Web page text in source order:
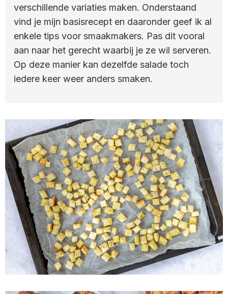
verschillende variaties maken. Onderstaand
vind je mijn basisrecept en daaronder geef ik al
enkele tips voor smaakmakers. Pas dit vooral
aan naar het gerecht waarbij je ze wil serveren.
Op deze manier kan dezelfde salade toch
iedere keer weer anders smaken.